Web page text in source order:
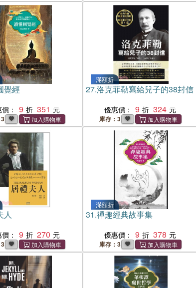
覺經
： 9 351
滿額折
27.洛克菲勒寫給兒子的38封信
優惠價： 9 324
庫存：3
人
： 9 270
滿額折
31.禪趣經典故事集
優惠價： 9 378
庫存：3